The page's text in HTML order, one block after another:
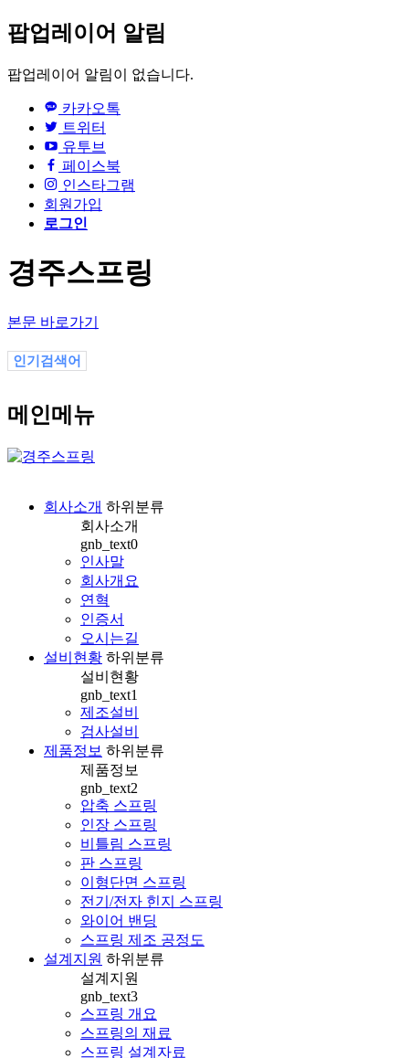
팝업레이어 알림
팝업레이어 알림이 없습니다.
카카오톡
트위터
유투브
페이스북
인스타그램
회원가입
로그인
경주스프링
본문 바로가기
인기검색어
메인메뉴
회사소개 하위분류
회사소개
gnb_text0
인사말
회사개요
연혁
인증서
오시는길
설비현황 하위분류
설비현황
gnb_text1
제조설비
검사설비
제품정보 하위분류
제품정보
gnb_text2
압축 스프링
인장 스프링
비틀림 스프링
판 스프링
이형단면 스프링
전기/전자 힌지 스프링
와이어 밴딩
스프링 제조 공정도
설계지원 하위분류
설계지원
gnb_text3
스프링 개요
스프링의 재료
스프링 설계자료